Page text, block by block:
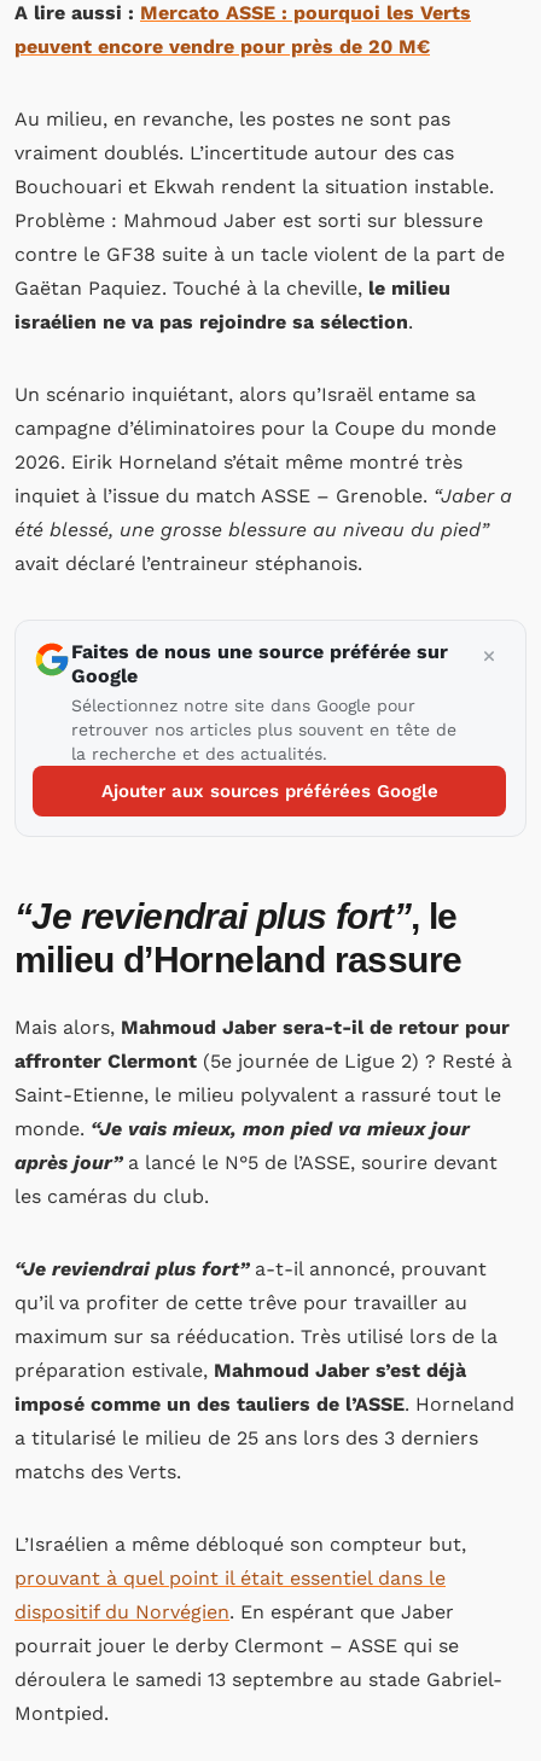
A lire aussi : Mercato ASSE : pourquoi les Verts
peuvent encore vendre pour près de 20 M€
Au milieu, en revanche, les postes ne sont pas
vraiment doublés. L’incertitude autour des cas
Bouchouari et Ekwah rendent la situation instable.
Problème : Mahmoud Jaber est sorti sur blessure
contre le GF38 suite à un tacle violent de la part de
Gaëtan Paquiez. Touché à la cheville, le milieu
israélien ne va pas rejoindre sa sélection.
Un scénario inquiétant, alors qu’Israël entame sa
campagne d’éliminatoires pour la Coupe du monde
2026. Eirik Horneland s’était même montré très
inquiet à l’issue du match ASSE – Grenoble. “Jaber a
été blessé, une grosse blessure au niveau du pied”
avait déclaré l’entraineur stéphanois.
Faites de nous une source préférée sur
Google
Sélectionnez notre site dans Google pour
retrouver nos articles plus souvent en tête de
la recherche et des actualités.
Ajouter aux sources préférées Google
“Je reviendrai plus fort”, le
milieu d’Horneland rassure
Mais alors, Mahmoud Jaber sera-t-il de retour pour
affronter Clermont (5e journée de Ligue 2) ? Resté à
Saint-Etienne, le milieu polyvalent a rassuré tout le
monde. “Je vais mieux, mon pied va mieux jour
après jour” a lancé le N°5 de l’ASSE, sourire devant
les caméras du club.
“Je reviendrai plus fort” a-t-il annoncé, prouvant
qu’il va profiter de cette trêve pour travailler au
maximum sur sa rééducation. Très utilisé lors de la
préparation estivale, Mahmoud Jaber s’est déjà
imposé comme un des tauliers de l’ASSE. Horneland
a titularisé le milieu de 25 ans lors des 3 derniers
matchs des Verts.
L’Israélien a même débloqué son compteur but,
prouvant à quel point il était essentiel dans le
dispositif du Norvégien. En espérant que Jaber
pourrait jouer le derby Clermont – ASSE qui se
déroulera le samedi 13 septembre au stade Gabriel-
Montpied.